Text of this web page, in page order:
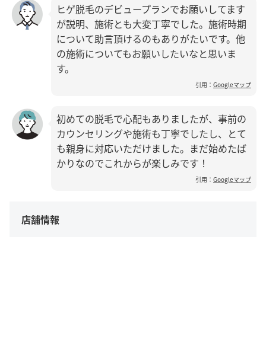
ヒゲ脱毛のデビュープランでお願いしてます
が説明、施術とも大変丁寧でした。施術時期
について助言頂けるのもありがたいです。他
の施術についてもお願いしたいなと思いま
す。
引用： Googleマップ
初めての脱毛で心配もありましたが、事前の
カウンセリングや施術も丁寧でしたし、とて
も親身に対応いただけました。まだ始めたば
かりなのでこれからが楽しみです！
引用： Googleマップ
店舗情報